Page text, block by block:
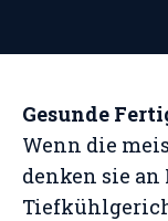
Gesunde
Wenn die
denken sie an